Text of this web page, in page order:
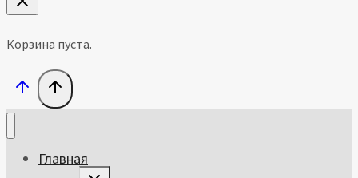
Корзина пуста.
Главная
Toggle